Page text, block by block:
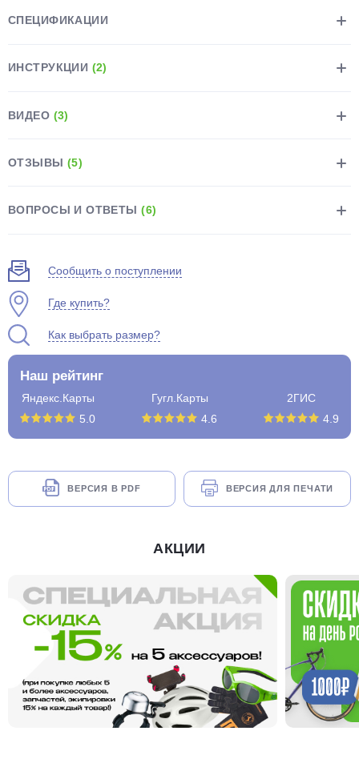
СПЕЦИФИКАЦИИ
ИНСТРУКЦИИ (2)
ВИДЕО (3)
ОТЗЫВЫ (5)
ВОПРОСЫ И ОТВЕТЫ(6)
Сообщить о поступлении
Где купить?
Как выбрать размер?
Наш рейтинг
Яндекс.Карты
5.0
Гугл.Карты
4.6
2ГИС
4.9
ВЕРСИЯ В PDF ВЕРСИЯ ДЛЯ ПЕЧАТИ
АКЦИИ